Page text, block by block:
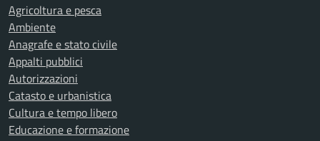
Agricoltura e pesca
Ambiente
Anagrafe e stato civile
Appalti pubblici
Autorizzazioni
Catasto e urbanistica
Cultura e tempo libero
Educazione e formazione